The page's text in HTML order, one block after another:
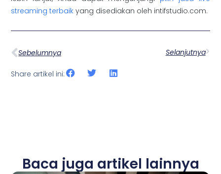
streaming terbaik yang disediakan oleh intifstudio.com.
Sebelumnya Selanjutnya
Share artikel ini:
Baca juga artikel lainnya